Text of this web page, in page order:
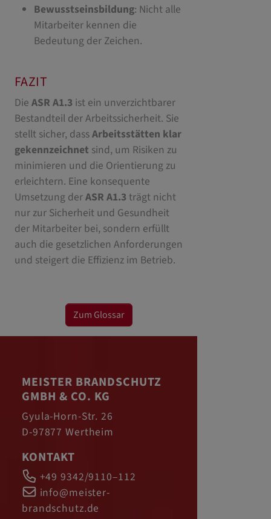
Bewusstseinsbildung: Nicht alle
Mitarbeiter kennen die
Bedeutung der Zeichen.
FAZIT
Die ASR A1.3 ist ein unverzichtbarer
Bestandteil der Arbeitssicherheit. Sie
stellt sicher, dassArbeitsstätten klar
gekennzeichnet sind, um Risiken zu
minimieren und die Orientierung zu
erleichtern. Eine konsequente
Umsetzung derASR A1.3 trägt nicht
nur zur Sicherheit und Gesundheit
der Mitarbeiter bei, sondern erfüllt
auch die gesetzlichen Anforderungen
und steigert die Effizienz im Betrieb.
Zum Glossar
MEISTER BRANDSCHUTZ
GMBH & CO. KG
Gyula-Horn-Str. 26
D-97877 Wertheim
KONTAKT
+49 9342/9110–112
info@meister-
brandschutz.de